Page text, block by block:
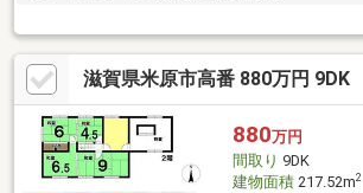
滋賀県米原市高番 880万円 9DK
880万円
間取り 9DK
建物面積217.52m2